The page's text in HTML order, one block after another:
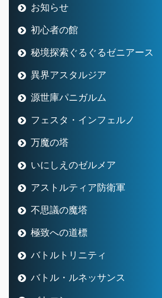
お知らせ
初心者の館
秘境探索ぐるぐるゼニアース
異界アスタルジア
源世庫パニガルム
フェスタ・インフェルノ
万魔の塔
いにしえのゼルメア
アストルティア防衛軍
不思議の魔塔
極致への道標
バトルトリニティ
バトル・ルネッサンス